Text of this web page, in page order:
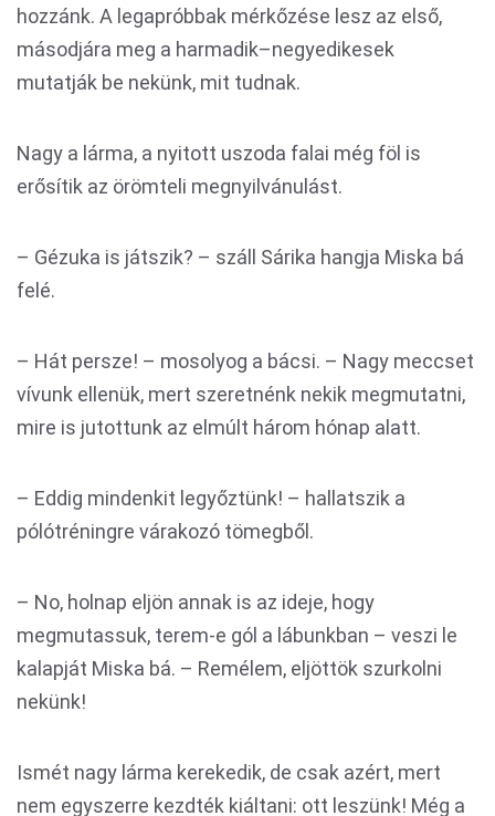
hozzánk. A legapróbbak mérkőzése lesz az első,
másodjára meg a harmadik–negyedikesek
mutatják be nekünk, mit tudnak.
Nagy a lárma, a nyitott uszoda falai még föl is
erősítik az örömteli megnyilvánulást.
– Gézuka is játszik? – száll Sárika hangja Miska bá
felé.
– Hát persze! – mosolyog a bácsi. – Nagy meccset
vívunk ellenük, mert szeretnénk nekik megmutatni,
mire is jutottunk az elmúlt három hónap alatt.
– Eddig mindenkit legyőztünk! – hallatszik a
pólótréningre várakozó tömegből.
– No, holnap eljön annak is az ideje, hogy
megmutassuk, terem-e gól a lábunkban – veszi le
kalapját Miska bá. – Remélem, eljöttök szurkolni
nekünk!
Ismét nagy lárma kerekedik, de csak azért, mert
nem egyszerre kezdték kiáltani: ott leszünk! Még a